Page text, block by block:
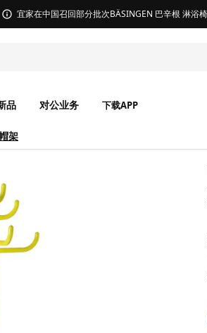
无锡商场发票事宜沟通
品 对公业务 下载APP
架